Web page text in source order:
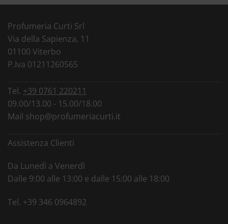
Profumeria Curti Srl
Via della Sapienza, 11
01100 Viterbo
P.Iva 01211260565
Tel. +39 0761 220211
09.00/13.00 - 15.00/18.00
Mail shop@profumeriacurti.it
Assistenza Clienti
Da Lunedì a Venerdì
Dalle 9:00 alle 13:00 e dalle 15:00 alle 18:00
Tel. +39 346 0964892